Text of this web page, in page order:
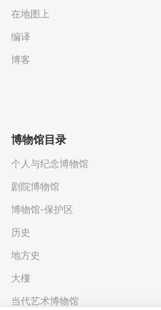
在地图上
编译
博客
博物馆目录
个人与纪念博物馆
剧院博物馆
博物馆-保护区
历史
地方史
大樓
当代艺术博物馆